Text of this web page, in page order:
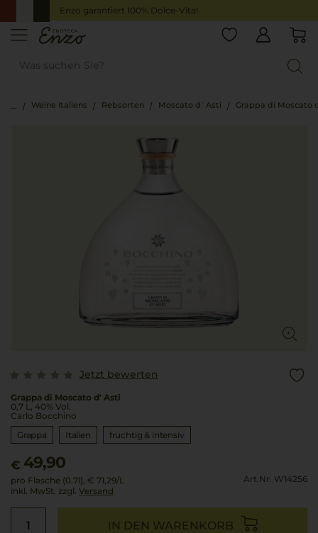
Enzo garantiert 100% Dolce-Vita!
Weine Italiens Rebsorten Moscato d`Asti Grappa di Moscato
Jetzt bewerten
Grappa di Moscato d' Asti
0,7 L, 40% Vol.
Carlo Bocchino
Grappa
Italien fruchtig & intensiv
€ 49,90
pro Flasche (0.7l), € 71,29/L
inkl. MwSt. zzgl. Versand
Art.Nr. W14256
IN DEN WARENKORB